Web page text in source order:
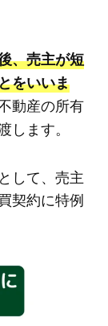
、売主が短
をいいま
動産の所有
ます。
して、売主
契約に特例